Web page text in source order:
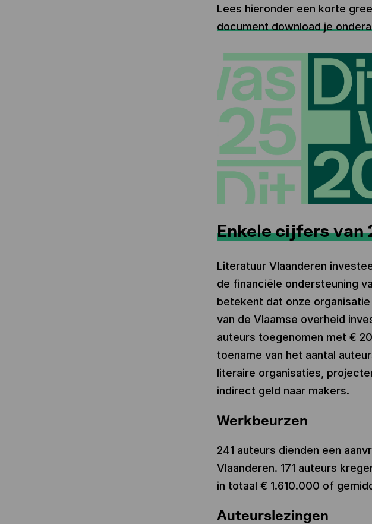
Lees hieronder een korte
document download je
Enkele cijfers van
Literatuur Vlaanderen
de financiële ondersteuning
betekent dat onze
van de Vlaamse overheid
auteurs toegenomen met €
toename van het aantal
literaire organisaties,
indirect geld naar makers.
Werkbeurzen
241 auteurs dienden een
Vlaanderen. 171 auteurs
in totaal € 1.610.000 of
Auteurslezingen